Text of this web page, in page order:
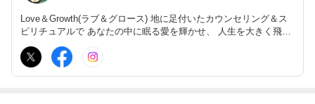
Love＆Growth(ラブ＆グロース) 地に足付いたカウンセリング＆ス
ピリチュアルで あなたの中に眠る愛を輝かせ、 人生を大きく飛躍
ションとマンツーマンの養成講座